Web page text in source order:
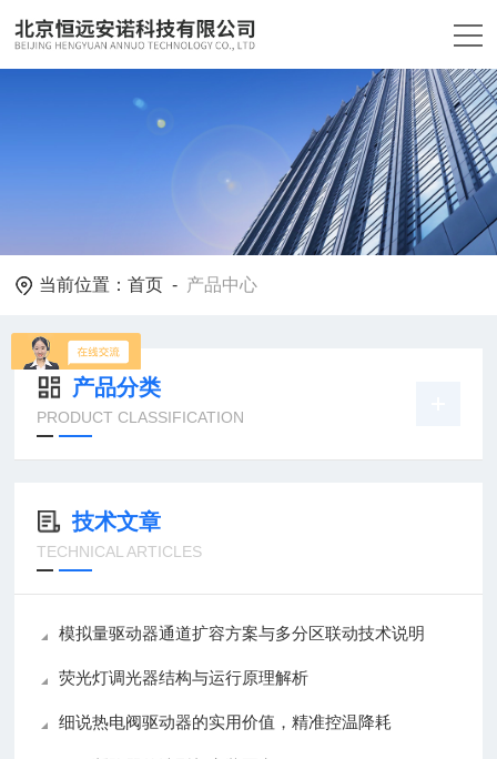
当前位置：首页 - 产品中心
产品分类
PRODUCT CLASSIFICATION
技术文章
TECHNICAL ARTICLES
模拟量驱动器通道扩容方案与多分区联动技术说明
荧光灯调光器结构与运行原理解析
细说热电阀驱动器的实用价值，精准控温降耗